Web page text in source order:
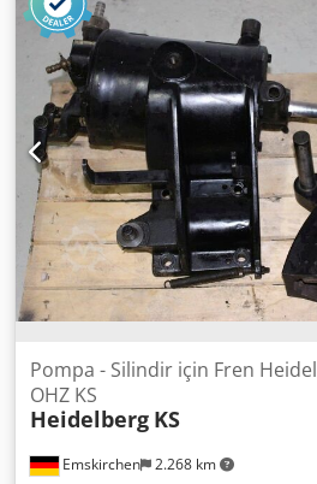
İnspeksiyon Ziyaretinizden çok
fazla makine stokta Hemen
Stokta Emskirchen / Nürnberg -
Emskirchen 2.268 km
Pompa - Silindir için Fren
OHZ KS
Heidelberg KS